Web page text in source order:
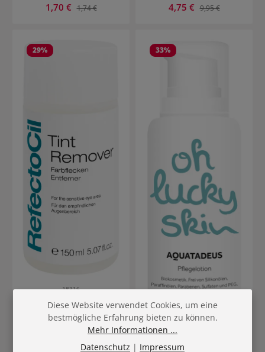
Verkaufspreis:
1,70 € Regulärer Preis:
1,74 €
Verkaufspreis:
4,75 € Regulärer Preis:
9,95 €
29%
18316
Entferner
33%
Diese Website verwendet Cookies, um eine
bestmögliche Erfahrung bieten zu können.
Mehr Informationen ...
Datenschutz | Impressum